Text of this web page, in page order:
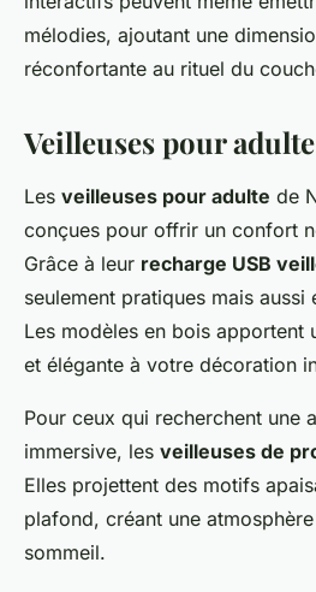
mélodies, ajoutant une
réconfortante au rituel du
Veilleuses pour
Les veilleuses pour adulte de
conçues pour offrir un confort
Grâce à leur recharge USB
seulement pratiques mais aussi
Les modèles en bois apportent
et élégante à votre décoration
Pour ceux qui recherchent une
immersive, les veilleuses de
Elles projettent des motifs
plafond, créant une
sommeil.